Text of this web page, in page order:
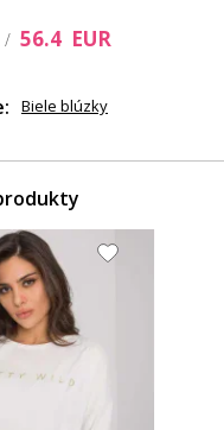
/ 56.4 EUR
Biele blúzky